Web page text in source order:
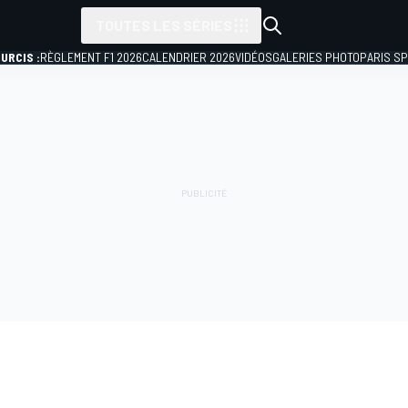
:RÈGLEMENT F1 2026CALENDRIER 2026VIDÉOSGALERIES PHOTOPARIS